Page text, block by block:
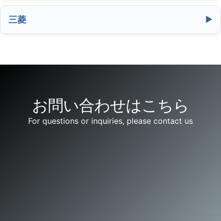
市）
市）
三菱
お問い合わせはこちら
For questions or inquiries, please contact us